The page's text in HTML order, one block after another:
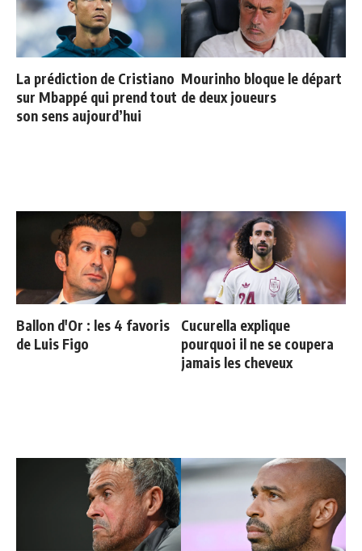
La prédiction de Cristiano
sur Mbappé qui prend tout
son sens aujourd’hui
Mourinho bloque le départ
de deux joueurs
Ballon d'Or : les 4 favoris
de Luis Figo
Cucurella explique
pourquoi il ne se coupera
jamais les cheveux